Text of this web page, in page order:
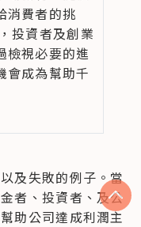
消費者的挑
投資者及創業
檢視必要的進
會成為幫助千
及失敗的例子。當
者、投資者、及公
助公司達成利潤主